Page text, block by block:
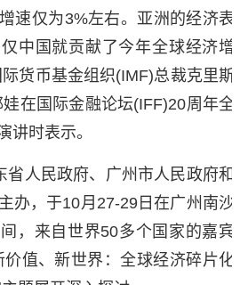
速仅为3%左右。亚洲的经济表
中国就贡献了今年全球经济增
货币基金组织(IMF)总裁克里斯
在国际金融论坛(IFF)20周年全
讲时表示。
省人民政府、广州市人民政府和
办，于10月27-29日在广州南沙
，来自世界50多个国家的嘉宾
价值、新世界：全球经济碎片化